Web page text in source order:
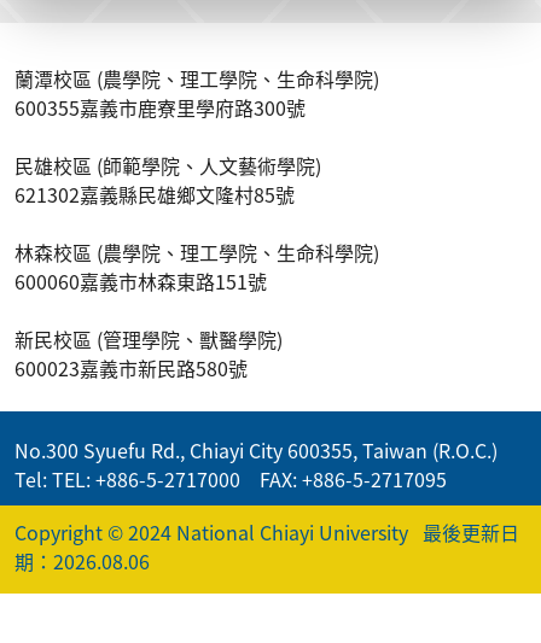
蘭潭校區 (農學院、理工學院、生命科學院)
600355嘉義市鹿寮里學府路300號
民雄校區 (師範學院、人文藝術學院)
621302嘉義縣民雄鄉文隆村85號
林森校區 (農學院、理工學院、生命科學院)
600060嘉義市林森東路151號
新民校區 (管理學院、獸醫學院)
600023嘉義市新民路580號
No.300 Syuefu Rd., Chiayi City 600355, Taiwan (R.O.C.)
Tel: TEL: +886-5-2717000 FAX: +886-5-2717095
Copyright © 2024 National Chiayi University 最後更新日
期：2026.08.06